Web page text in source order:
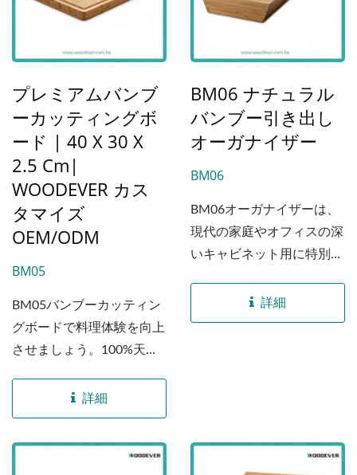
を提供します。
プレミアムバンブ
ーカッティングボ
ード | 40 X 30 X
2.5 Cm|
WOODEVER カス
タマイズ
OEM/ODM
BM05
BM05バンブーカッティン
グボードで料理体験を向上
させましょう。100%天然
作られたこの重-dutyボー
ドは、すべての切断、スラ
して安定した信頼性のある
詳細
BM06 ナチュラル
バンブー引き出し
オーガナイザー
BM06
BM06オーガナイザーは、
現代の家庭やオフィスの深
いキャビネット用に特別に
ューションです。100%天
然で持続可能なバンブーか
詳細